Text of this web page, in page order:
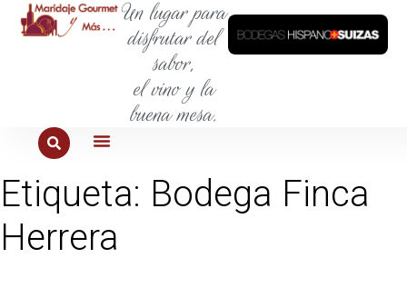
Un lugar para
disfrutar del
sabor,
el vino y la
buena mesa.
Etiqueta: Bodega Finca
Herrera